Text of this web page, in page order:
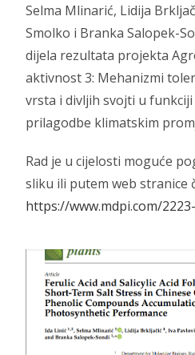
Selma Mlinarić, Lidija
Smolko i Branka Salopek-
dijela rezultata projekta
aktivnost 3: Mehanizmi
vrsta i divljih svojti u
prilagodbe klimatskim
Rad je u cijelosti moguće
sliku ili putem web stranice
https://www.mdpi.com/